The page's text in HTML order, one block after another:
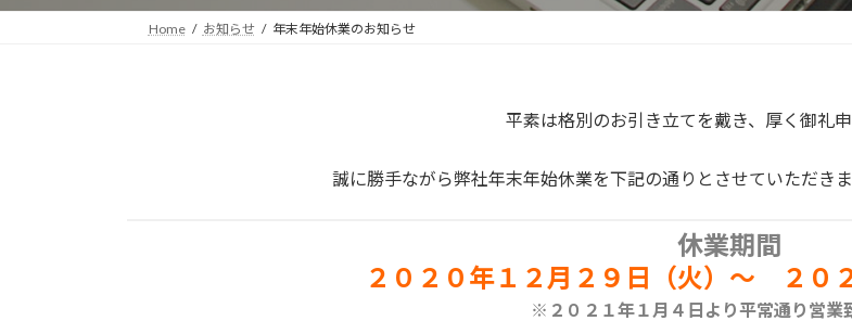
Home お知らせ 年末年始休業のお知らせ
平素は格別のお引き立てを戴き、厚く御礼申
誠に勝手ながら弊社年末年始休業を下記の通りとさせていただき
休業期間
２０２０年１２月２９日（火）～ ２０
※２０２１年１月４日より平常通り営業